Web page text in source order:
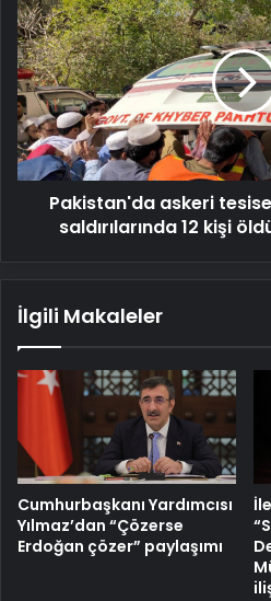
askeri
tesise
düzenlenen
intihar
saldırılarında
12
kişi
öldü,
Pakistan'da askeri
saldırılarında 12 kişi
İlgili Makaleler
Cumhurbaşkanı Yardımcısı
Yılmaz’dan “Çözerse
Erdoğan çözer” paylaşımı